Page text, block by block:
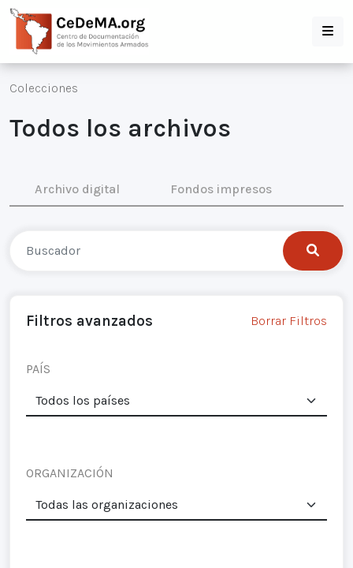
Colecciones
Todos los archivos
Archivo digital Fondos impresos
Filtros avanzados Borrar Filtros
PAÍS
ORGANIZACIÓN